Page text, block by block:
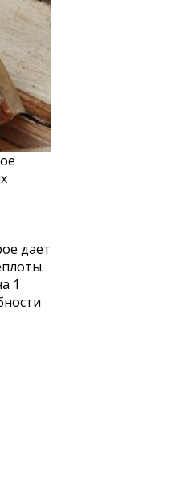
дает
1